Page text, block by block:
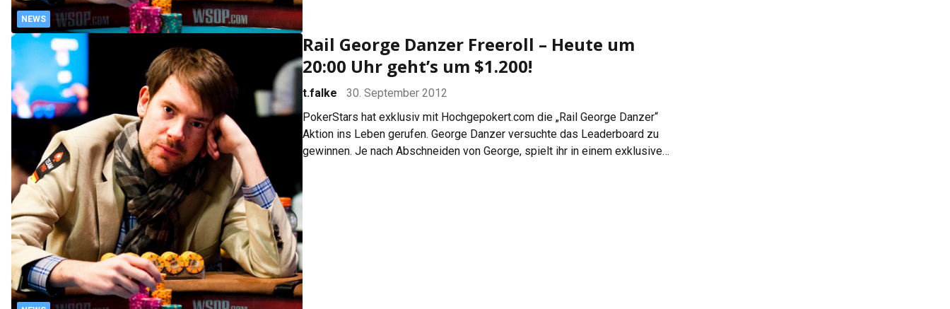
NEWS
Rail George Danzer Freeroll – Heute um
20:00 Uhr geht’s um $1.200!
t.falke
30. September 2012
PokerStars hat exklusiv mit Hochgepokert.com die „Rail George Danzer“
Aktion ins Leben gerufen. George Danzer versuchte das Leaderboard zu
gewinnen. Je nach Abschneiden von George, spielt ihr in einem exklusiven